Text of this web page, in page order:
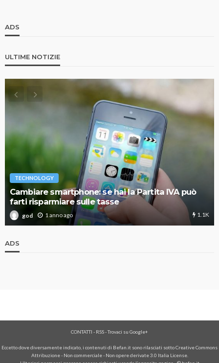
ADS
ULTIME NOTIZIE
TECHNOLOGY
Cambiare smartphone: se hai la Partita IVA può
farti risparmiare sulle tasse
god 1 anno ago 1.1K
ADS
CONTATTI - RSS-Trovaci su Google+
Eccetto dove diversamente indicato, i contenuti di Befan.it sono rilasciati sotto Creative Commons
Attribuzione - Non commerciale - Non opere derivate 3.0 Italia License.